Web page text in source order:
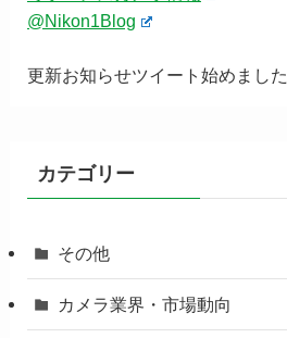
@Nikon1Blog
更新お知らせツイート始めました
カテゴリー
その他
カメラ業界・市場動向